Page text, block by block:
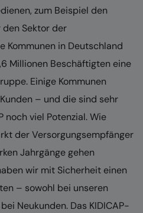
zum Beispiel den
den Sektor der
Kommunen in Deutschland
Millionen Beschäftigten eine
Einige Kommunen
– und die sind sehr
noch viel Potenzial. Wie
der Versorgungsempfänger
Jahrgänge gehen
wir mit Sicherheit einen
– sowohl bei unseren
Neukunden. Das KIDICAP-